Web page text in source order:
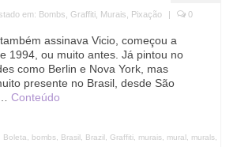
em: Bombs Graffiti Murais Pixação | 0
assinava Vicio, começou a
1994, ou muito antes. Já pintou no
como Berlin e Nova York, mas
presente no Brasil, desde São
Conteúdo
Boleta bombs Brasil Brazil Graffiti murais mural murals